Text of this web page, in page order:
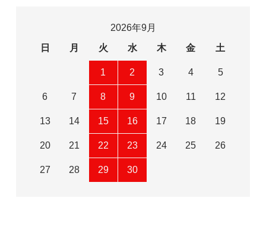
2026年9月
日
月 火 水 木 金 土
1 2 3 4 5
6 7 8 9 10 11 12
13 14 15 16 17 18 19
20 21 22 23 24 25 26
27 28 29 30